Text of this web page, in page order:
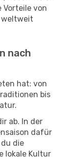
Vorteile von
weltweit
nach
hat: von
bis
ab. In der
dafür
die
lokale Kultur